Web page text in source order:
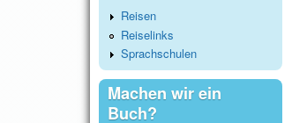
Reisen
Reiselinks
Sprachschulen
Machen wir ein
Buch?